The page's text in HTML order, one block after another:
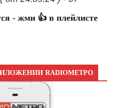
- жми 👍 в плейлисте
RADIOМЕТРО